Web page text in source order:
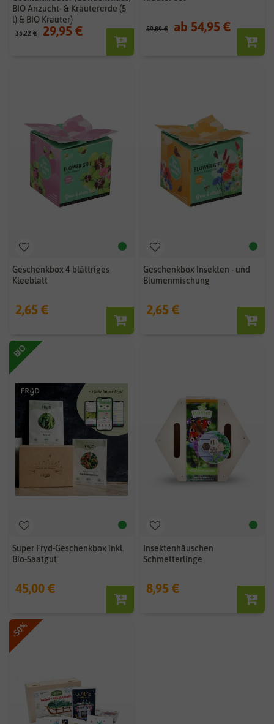
BIO Anzucht- & Kräutererde (5
l) & BIO Kräuter)
35,22 € 29,95 € 59,89 € ab 54,95 €
Geschenkbox 4-blättriges
Kleeblatt
2,65 €
Geschenkbox Insekten - und
Blumenmischung
2,65 €
BIO
Super Fryd-Geschenkbox inkl.
Bio-Saatgut
45,00 €
Insektenhäuschen
Schmetterlinge
8,95 €
-50%